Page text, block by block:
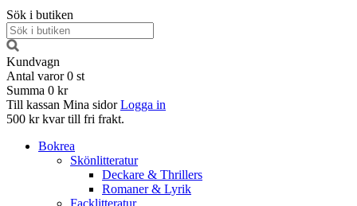
Sök i butiken
Kundvagn
Antal varor 0 st
Summa 0 kr
Till kassan Mina sidor Logga in
500 kr kvar till fri frakt.
Bokrea
Skönlitteratur
Deckare & Thrillers
Romaner & Lyrik
Facklitteratur